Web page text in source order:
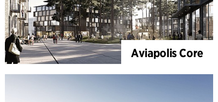
Aviapolis Core